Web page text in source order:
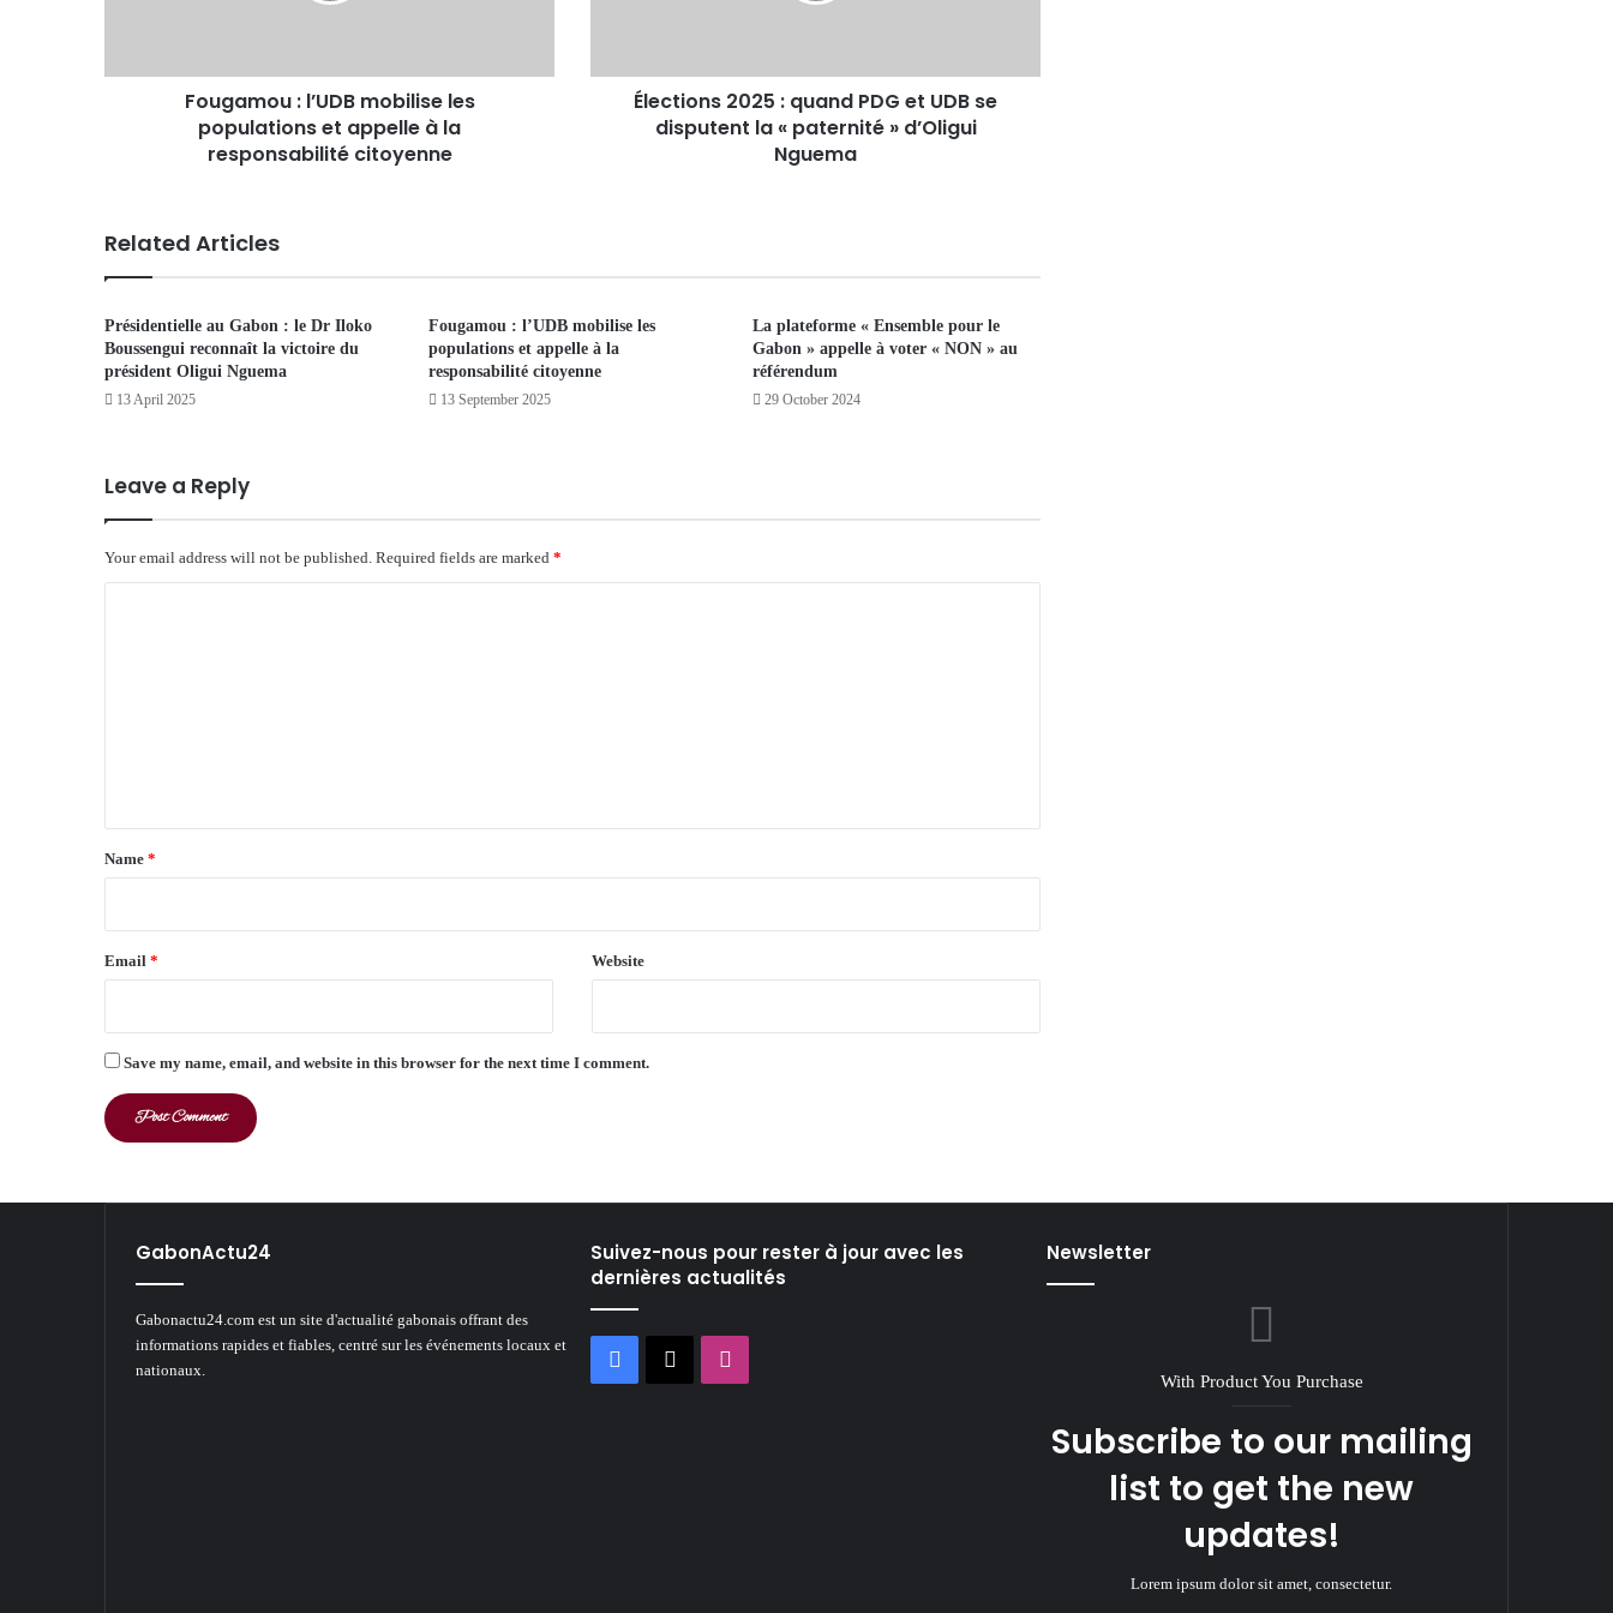
Fougamou : l’UDB mobilise les
populations et appelle à la
responsabilité citoyenne
Élections 2025 : quand PDG et UDB se
disputent la « paternité » d’Oligui
Nguema
Related Articles
Présidentielle au Gabon : le Dr Iloko
Boussengui reconnaît la victoire du
président Oligui Nguema
13 April 2025
Fougamou : l’UDB mobilise les
populations et appelle à la
responsabilité citoyenne
13 September 2025
La plateforme « Ensemble pour le
Gabon » appelle à voter « NON » au
référendum
29 October 2024
Leave a Reply
Your email address will not be published. Required fields are marked *
*
Name *
Email * Website
Save my name, email, and website in this browser for the next time I comment.
GabonActu24
Gabonactu24.com est un site d'actualité gabonais offrant des
informations rapides et fiables, centré sur les événements locaux et
nationaux.
Suivez-nous pour rester à jour avec les
dernières actualités
Facebook
X
Newsletter
With Product You Purchase
Subscribe to our mailing
list to get the new
updates!
Lorem ipsum dolor sit amet, consectetur.